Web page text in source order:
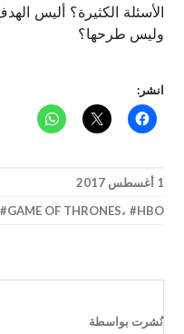
الأسئلة الكثيرة؟ أليس
وليس طرحها؟
انشر:
1 أغسطس 2017
GAME OF THRONES، HBO
نُشرت بواسطة